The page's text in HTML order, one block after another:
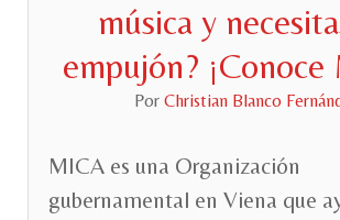
música y
empujón?
Por Christian Blanco
MICA es una Organización
gubernamental en Viena que